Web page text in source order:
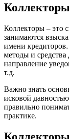
Коллекторы – это
занимаются
имени
методы и
направление
т.д.
Важно знать
исковой
правильно
практике.